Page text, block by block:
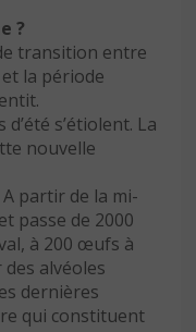
?
transition entre
la période
s’étiolent. La
nouvelle
partir de la mi-
passe de 2000
à 200 œufs à
alvéoles
dernières
qui constituent